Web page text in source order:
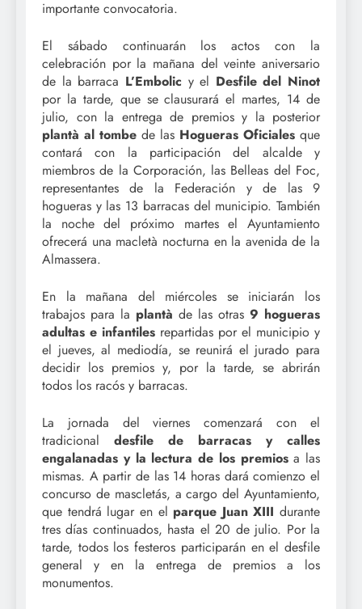
importante convocatoria.
El sábado continuarán los actos con la
celebración por la mañana del veinte aniversario
de la barraca L’Embolic y el Desfile del Ninot
por la tarde, que se clausurará el martes, 14 de
julio, con la entrega de premios y la posterior
plantà al tombe de las Hogueras Oficiales que
contará con la participación del alcalde y
miembros de la Corporación, las Belleas del Foc,
representantes de la Federación y de las 9
hogueras y las 13 barracas del municipio. También
la noche del próximo martes el Ayuntamiento
ofrecerá una macletà nocturna en la avenida de la
Almassera.
En la mañana del miércoles se iniciarán los
trabajos para la plantà de las otras 9 hogueras
adultas e infantiles repartidas por el municipio y
el jueves, al mediodía, se reunirá el jurado para
decidir los premios y, por la tarde, se abrirán
todos los racós y barracas.
La jornada del viernes comenzará con el
tradicional desfile de barracas y calles
engalanadas y la lectura de los premiosa las
mismas. A partir de las 14 horas dará comienzo el
concurso de mascletás, a cargo del Ayuntamiento,
que tendrá lugar en el parque Juan XIII durante
tres días continuados, hasta el 20 de julio. Por la
tarde, todos los festeros participarán en el desfile
general y en la entrega de premios a los
monumentos.